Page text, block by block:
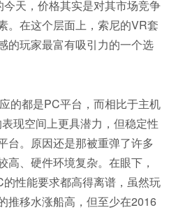
今天，价格其实是对其市场竞争
。在这个层面上，索尼的VR套
的玩家最富有吸引力的一个选
的都是PC平台，而相比于主机
现空间上更具潜力，但稳定性
台。原因还是那被重弹了许多
高、硬件环境复杂。在眼下，
性能要求都高得离谱，虽然玩
推移水涨船高，但至少在2016